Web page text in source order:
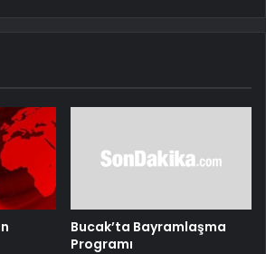
Bucak’ta Bayramlaşma
Programı